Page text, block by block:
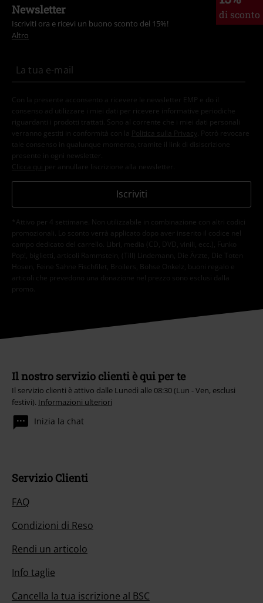
di sconto
Newsletter
Iscriviti ora e ricevi un buono sconto del 15%!
Altro
Con la presente acconsento a ricevere le newsletter EMP e do il
consenso ad utilizzare i miei dati per ricevere informative periodiche
riguardanti i prodotti trattati. Sono al corrente che i miei dati personali
verranno gestiti in conformità con la
Politica sulla Privacy
. Potrò revocare
tale consenso in qualunque momento, tramite il link di disiscrizione
presente in ogni newsletter.
Clicca qui per annullare liscrizione alla newsletter.
Iscriviti
*Attivo per 4 settimane. Non utilizzabile in combinazione con altri codici
promozionali. Lo sconto verrà applicato dopo aver inserito il codice nel
campo dedicato del carrello. Libri, media (CD, DVD, vinili, ecc.), Funko
Pop!, biglietti, articoli Rammstein, (Till) Lindemann, Die Ärzte, Die Toten
Hosen, Feine Sahne Fischfilet, Broilers, Böhse Onkelz, buoni regalo e
articoli che prevedono una donazione nel prezzo sono esclusi dalla
promo.
Il nostro servizio clienti è qui per te
Il servizio clienti è attivo dalle Lunedì alle 08:30 (Lun - Ven, esclusi
festivi). Informazioni ulteriori
Inizia la chat
Servizio Clienti
FAQ
Condizioni di Reso
Rendi un articolo
Info taglie
Cancella la tua iscrizione al BSC